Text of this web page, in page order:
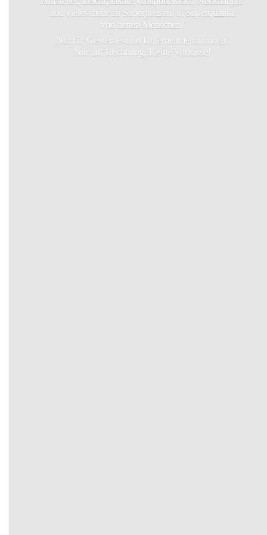
und vieles mehr zu Superpreisen, in Superqualität
von netten Menschen!
Nur für Gewerbe- und Unternehmenskunden.
Nur auf Rechnung. Keine Vorkasse!